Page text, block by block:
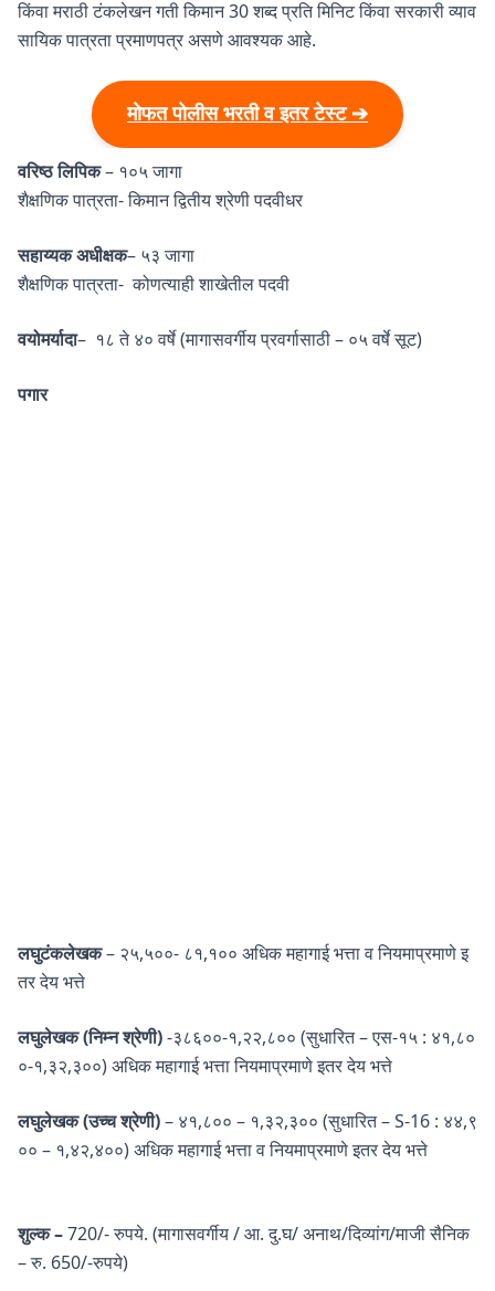
किंवा मराठी टंकलेखन गती किमान 30 शब्द प्रति मिनिट किंवा सरकारी व्याव
सायिक पात्रता प्रमाणपत्र असणे आवश्यक आहे.
मोफत पोलीस भरती व इतर टेस्ट ➔
वरिष्ठ लिपिक– १०५ जागा
शैक्षणिक पात्रता- किमान द्वितीय श्रेणी पदवीधर
सहाय्यक अधीक्षक– ५३ जागा
शैक्षणिक पात्रता- कोणत्याही शाखेतील पदवी
वयोमर्यादा– १८ ते ४० वर्षे (मागासवर्गीय प्रवर्गासाठी – ०५ वर्षे सूट)
पगार
लघुटंकलेखक– २५,५००- ८१,१०० अधिक महागाई भत्ता व नियमाप्रमाणे इ
तर देय भत्ते
लघुलेखक (निम्न श्रेणी)-३८६००-१,२२,८०० (सुधारित – एस-१५ : ४१,८०
०-१,३२,३००) अधिक महागाई भत्ता नियमाप्रमाणे इतर देय भत्ते
लघुलेखक (उच्च श्रेणी)– ४१,८०० – १,३२,३०० (सुधारित – S-16 : ४४,९
०० – १,४२,४००) अधिक महागाई भत्ता व नियमाप्रमाणे इतर देय भत्ते
शुल्क –720/- रुपये. (मागासवर्गीय / आ. दु.घ/ अनाथ/दिव्यांग/माजी सैनिक
– रु. 650/-रुपये)